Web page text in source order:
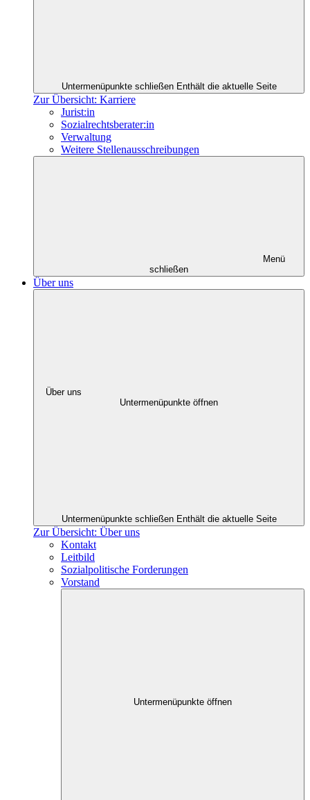
Untermenüpunkte schließen Enthält die aktuelle Seite
Zur Übersicht: Karriere
Jurist:in
Sozialrechtsberater:in
Verwaltung
Weitere Stellenausschreibungen
Menü
schließen
Über uns
Über uns
Untermenüpunkte öffnen
Untermenüpunkte schließen Enthält die aktuelle Seite
Zur Übersicht: Über uns
Kontakt
Leitbild
Sozialpolitische Forderungen
Vorstand
Untermenüpunkte öffnen